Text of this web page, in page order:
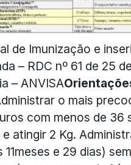
de Imunização e
– RDC nº 61 de 25
– ANVISA
o mais
com menos de 36
e atingir 2 Kg.
11meses e 29 dias)